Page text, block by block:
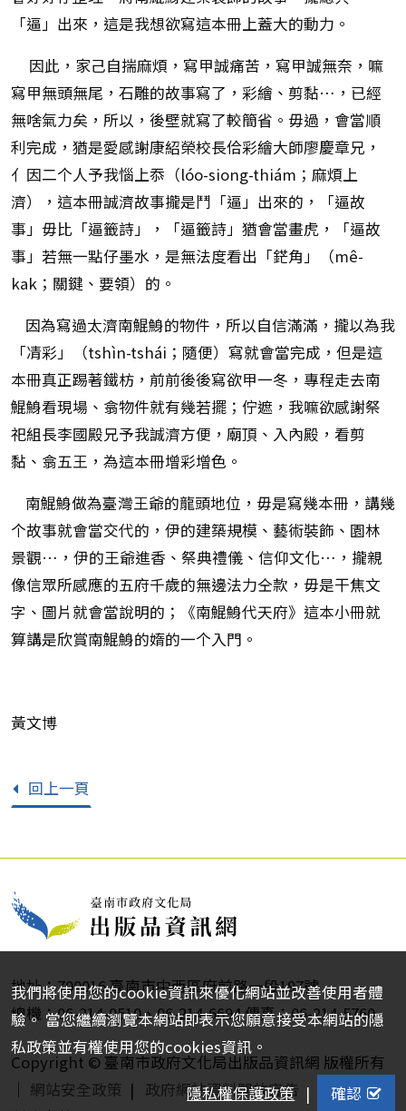
「逼」出來，這是我想欲寫這本冊上蓋大的動力。
因此，家己自揣麻煩，寫甲誠痛苦，寫甲誠無奈，嘛
寫甲無頭無尾，石雕的故事寫了，彩繪、剪黏…，已經
無啥氣力矣，所以，後壁就寫了較簡省。毋過，會當順
利完成，猶是愛感謝康紹榮校長佮彩繪大師廖慶章兄，
亻因二个人予我惱上忝（lóo-siong-thiám；麻煩上
濟），這本冊誠濟故事攏是鬥「逼」出來的，「逼故
事」毋比「逼籤詩」，「逼籤詩」猶會當畫虎，「逼故
事」若無一點仔墨水，是無法度看出「鋩角」（mê-
kak；關鍵、要領）的。
因為寫過太濟南鯤鯓的物件，所以自信滿滿，攏以為我
「凊彩」（tshìn-tshái；隨便）寫就會當完成，但是這
本冊真正踢著鐵枋，前前後後寫欲甲一冬，專程走去南
鯤鯓看現場、翕物件就有幾若擺；佇遮，我嘛欲感謝祭
祀組長李國殿兄予我誠濟方便，廟頂、入內殿，看剪
黏、翕五王，為這本冊增彩增色。
南鯤鯓做為臺灣王爺的龍頭地位，毋是寫幾本冊，講幾
个故事就會當交代的，伊的建築規模、藝術裝飾、園林
景觀…，伊的王爺進香、祭典禮儀、信仰文化…，攏親
像信眾所感應的五府千歲的無邊法力仝款，毋是干焦文
字、圖片就會當說明的；《南鯤鯓代天府》這本小冊就
算講是欣賞南鯤鯓的媠的一个入門。
黃文博
回上一頁
地址：700016 臺南市中西區府前路一段197號
總機：06-214-9510、06-214-6694 傳真：06-214-5760
Copyright © 臺南市政府文化局出版品資訊網 版權所有
｜ 網站安全政策 | 政府網站資料開放宣告
我們將使用您的cookie資訊來優化網站並改善使用者體
驗。 當您繼續瀏覽本網站即表示您願意接受本網站的隱
私政策並有權使用您的cookies資訊。
隱私權保護政策| 確認